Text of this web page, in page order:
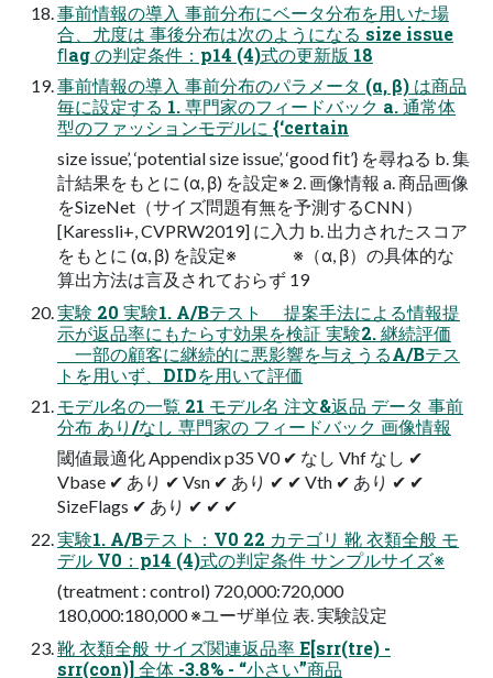
事前情報の導入 事前分布にベータ分布を用いた場
合、尤度は 事後分布は次のようになる size issue
ﬂag の判定条件：p14 (4)式の更新版 18
事前情報の導入 事前分布のパラメータ (α, β) は商品
毎に設定する 1. 専門家のフィードバック a. 通常体
型のファッションモデルに {‘certain
size issue’, ‘potential size issue’, ‘good ﬁt’} を尋ねる b. 集
計結果をもとに (α, β) を設定※ 2. 画像情報 a. 商品画像
をSizeNet（サイズ問題有無を予測するCNN）
[Karessli+, CVPRW2019] に入力 b. 出力されたスコア
をもとに (α, β) を設定※ ※（α, β）の具体的な
算出方法は言及されておらず 19
実験 20 実験1. A/Bテスト 提案手法による情報提
示が返品率にもたらす効果を検証 実験2. 継続評価
一部の顧客に継続的に悪影響を与えうるA/Bテス
トを用いず、DIDを用いて評価
モデル名の一覧 21 モデル名 注文&返品 データ 事前
分布 あり/なし 専門家の フィードバック 画像情報
閾値最適化 Appendix p35 V0 ✔ なし Vhf なし ✔
Vbase ✔ あり ✔ Vsn ✔ あり ✔ ✔ Vth ✔ あり ✔ ✔
SizeFlags ✔ あり ✔ ✔ ✔
実験1. A/Bテスト：V0 22 カテゴリ 靴 衣類全般 モ
デル V0：p14 (4)式の判定条件 サンプルサイズ※
(treatment : control) 720,000:720,000
180,000:180,000 ※ユーザ単位 表. 実験設定
靴 衣類全般 サイズ関連返品率 E[srr(tre) -
srr(con)] 全体 -3.8% - “小さい”商品